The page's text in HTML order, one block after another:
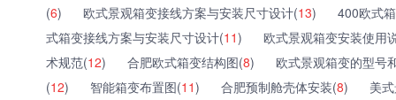
(6) 欧式景观箱变接线方案与安装尺寸设计(13)
400欧式
式箱变接线方案与安装尺寸设计(11)
欧式景观箱变安装使用
术规范(12) 合肥欧式箱变结构图(8)
欧式景观箱变的型号
(12) 智能箱变布置图(11) 合肥预制舱壳体安装(8)
美